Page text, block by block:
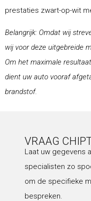
prestaties zwart-op-wit
Belangrijk: Omdat wij
wij voor deze uitgebreide
Om het maximale
dient uw auto vooraf
brandstof.
VRAAG
Laat uw gegevens
specialisten zo
om de specifieke
bespreken.